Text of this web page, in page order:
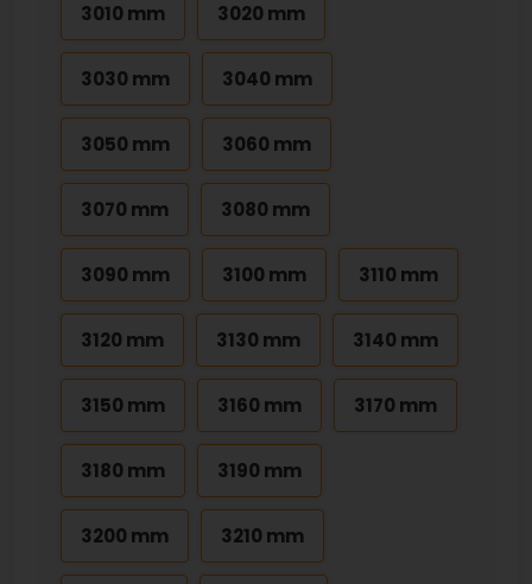
3010 mm 3020 mm
3030 mm 3040 mm
3050 mm 3060 mm
3070 mm 3080 mm
3090 mm 3100 mm 3110 mm
3120 mm 3130 mm 3140 mm
3150 mm 3160 mm 3170 mm
3180 mm 3190 mm
3200 mm 3210 mm